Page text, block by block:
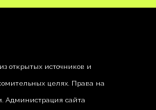
открытых источников и
целях. Права на
Администрация сайта